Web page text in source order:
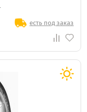
есть под заказ